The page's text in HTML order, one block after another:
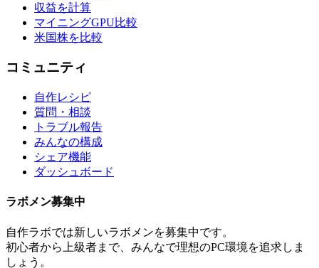
収益を計算
マイニングGPU比較
米国株を比較
コミュニティ
自作レシピ
質問・相談
トラブル報告
みんなの構成
シェア機能
ダッシュボード
ラボメン募集中
自作ラボでは新しいラボメンを募集中です。
初心者から上級者まで、みんなで理想のPC環境を追求しま
しょう。